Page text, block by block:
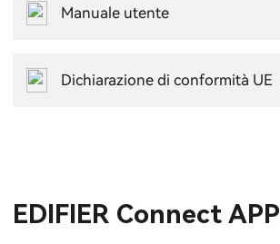
Manuale utente
Dichiarazione di conformità UE
EDIFIER Connect APP